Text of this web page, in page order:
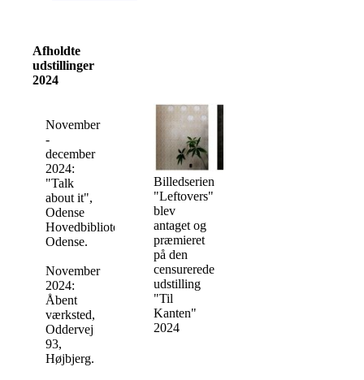
Afholdte
udstillinger
2024
November
-
december
2024:
"Talk
about it",
Odense
Hovedbibliotek,
Odense.
November
2024:
Åbent
værksted,
Oddervej
93,
Højbjerg.
Billedserien
"Leftovers"
blev
antaget og
præmieret
på den
censurerede
udstilling
"Til
Kanten"
2024